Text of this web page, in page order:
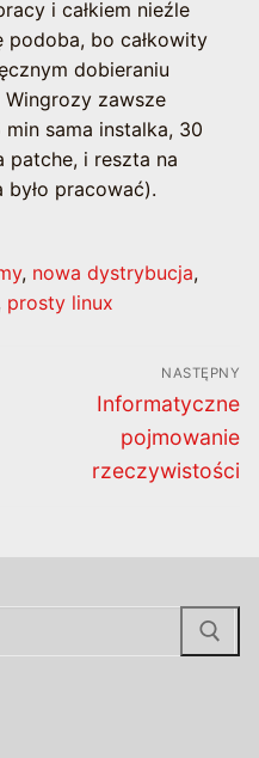
i całkiem nieźle
podoba, bo całkowity
dobieraniu
zawsze
sama instalka, 30
patche, i reszta na
pracować).
, nowa dystrybucja,
prosty linux
NASTĘPNY
Następny
wpis:
Informatyczne
pojmowanie
rzeczywistości